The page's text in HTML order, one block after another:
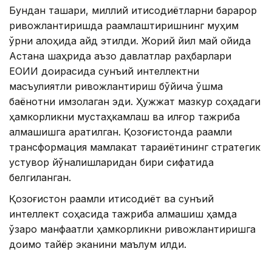
Бундан ташқари, миллий иқтисодиётларни барқарор
ривожлантиришда рақамлаштиришнинг муҳим
ўрни алоҳида қайд этилди. Жорий йил май ойида
Астана шаҳрида аъзо давлатлар раҳбарлари
ЕОИИ доирасида сунъий интеллектни
масъулиятли ривожлантириш бўйича қўшма
баёнотни имзолаган эди. Ҳужжат мазкур соҳадаги
ҳамкорликни мустаҳкамлаш ва илғор тажриба
алмашишга қаратилган. Қозоғистонда рақамли
трансформация мамлакат тараққиётининг стратегик
устувор йўналишларидан бири сифатида
белгиланган.
Қозоғистон рақамли иқтисодиёт ва сунъий
интеллект соҳасида тажриба алмашиш ҳамда
ўзаро манфаатли ҳамкорликни ривожлантиришга
доимо тайёр эканини маълум қилди.